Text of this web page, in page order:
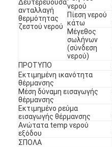
Δευτερεύουσα
ανταλλαγή
θερμότητας
ζεστού νερού
νερού
Πίεση νερού
κάτω
Μέγεθος
σωλήνων
(σύνδεση
νερού)
ΠΡΟΤΥΠΟ
Εκτιμημένη ικανότητα
θέρμανσης
Μέση δύναμη εισαγωγής
θέρμανσης
Εκτιμημένο ρεύμα
εισαγωγής θέρμανσης
Ανώτατα temp νερού
εξόδου
ΣΠΟΛΑ